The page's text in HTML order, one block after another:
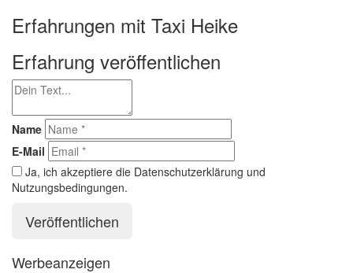
Erfahrungen mit Taxi Heike
Erfahrung veröffentlichen
Name
E-Mail
Ja, ich akzeptiere die Datenschutzerklärung und
Nutzungsbedingungen.
Werbeanzeigen